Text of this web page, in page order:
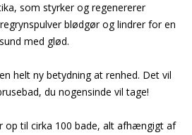
som styrker og regenererer
blødgør og lindrer for en
sund med glød.
helt ny betydning at renhed. Det vil
du nogensinde vil tage!
op til cirka 100 bade, alt afhængigt af